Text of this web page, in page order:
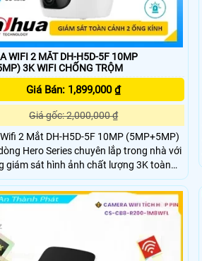
WIFI 2 MẮT DH-H5D-5F 10MP
(5MP+5MP) 3K WIFI CHỐNG TRỘM
Giá Bán: 1,899,000 ₫
Giá gốc: 2,000,000 ₫
2 Mắt DH-H5D-5F 10MP (5MP+5MP)
Hero Series chuyên lắp trong nhà với
giám sát hình ảnh chất lượng 3K toàn
góc khuất với 1 ống kính cố định và 1
xoay 360. Ngoài ra camera wifi DH-H5D-
đảm bảo an ninh hiệu quả với tính
hiện người và thú cưng với độ chính xác